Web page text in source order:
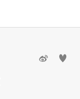
 